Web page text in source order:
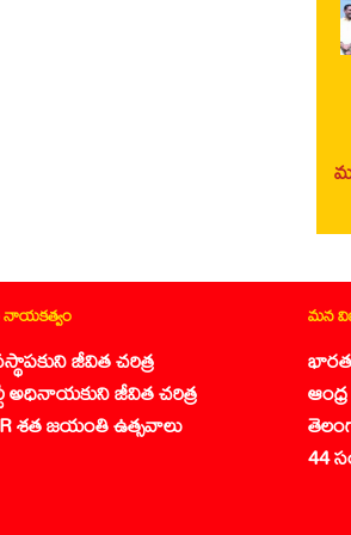
జీవిత చరిత్ర
అధినాయకుని జీవిత చరిత్ర
శత జయంతి ఉత్సవాలు
మన
44